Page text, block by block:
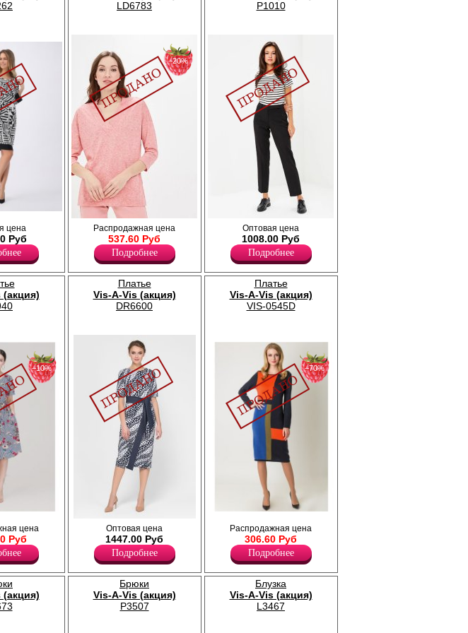
вырез
цена
Руб
LD6783
Джемпер женский свободного силуэта с V-
образным вырезом горловины и рукавами
3/4.
Хлопок 30%
Полиэстер 70%
−20%
Распродажная цена
537.60 Руб
Подробнее
P1010
Прямые брюки из плотной стрейчевой
ткани, застежка на молнию, карманы.
Оптовая цена
1008.00 Руб
Подробнее
(акция)
рукавами
из
−10%
цена
Руб
Платье
Vis-A-Vis (акция)
DR6600
Платье с округлой линией горловины,
втачными рукавами. По переду отрезная
линия талии, из которой выходит
фигурный рельеф, переходящий в разрез.
Лайкра 5%
Хлопок 68%
Оптовая цена
1447.00 Руб
Подробнее
Платье
Vis-A-Vis (акция)
VIS-0545D
силуэта с длинными рукавами. Вырез
горловины - по типу "каре". На передней
детали цветной геометрический принт.
Акрил 20%
Шерсть 6%
Полиэстер 54%
−70%
Распродажная цена
306.60 Руб
Подробнее
(акция)
Брюки
Vis-A-Vis (акция)
P3507
Блузка
Vis-A-Vis (акция)
L3467